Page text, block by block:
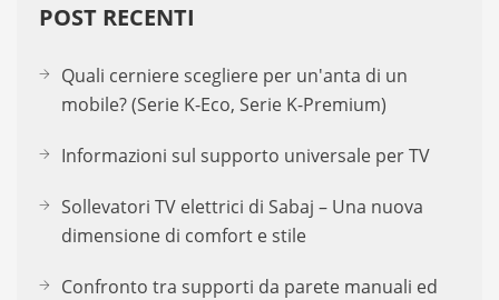
POST RECENTI
Quali cerniere scegliere per un'anta di un
mobile? (Serie K-Eco, Serie K-Premium)
Informazioni sul supporto universale per TV
Sollevatori TV elettrici di Sabaj – Una nuova
dimensione di comfort e stile
Confronto tra supporti da parete manuali ed